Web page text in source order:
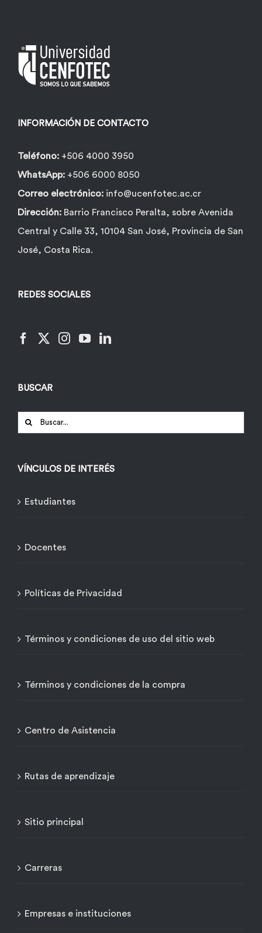
INFORMACIÓN DE CONTACTO
Teléfono: +506 4000 3950
WhatsApp: +506 6000 8050
Correo electrónico: info@ucenfotec.ac.cr
Dirección: Barrio Francisco Peralta, sobre Avenida
Central y Calle 33, 10104 San José, Provincia de San
José, Costa Rica.
REDES SOCIALES
BUSCAR
Buscar:
VÍNCULOS DE INTERÉS
Estudiantes
Docentes
Políticas de Privacidad
Términos y condiciones de uso del sitio web
Términos y condiciones de la compra
Centro de Asistencia
Rutas de aprendizaje
Sitio principal
Carreras
Empresas e instituciones